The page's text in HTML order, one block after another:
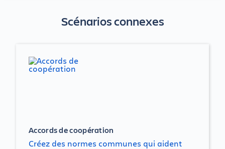
Scénarios connexes
Accords de coopération
Créez des normes communes qui aident